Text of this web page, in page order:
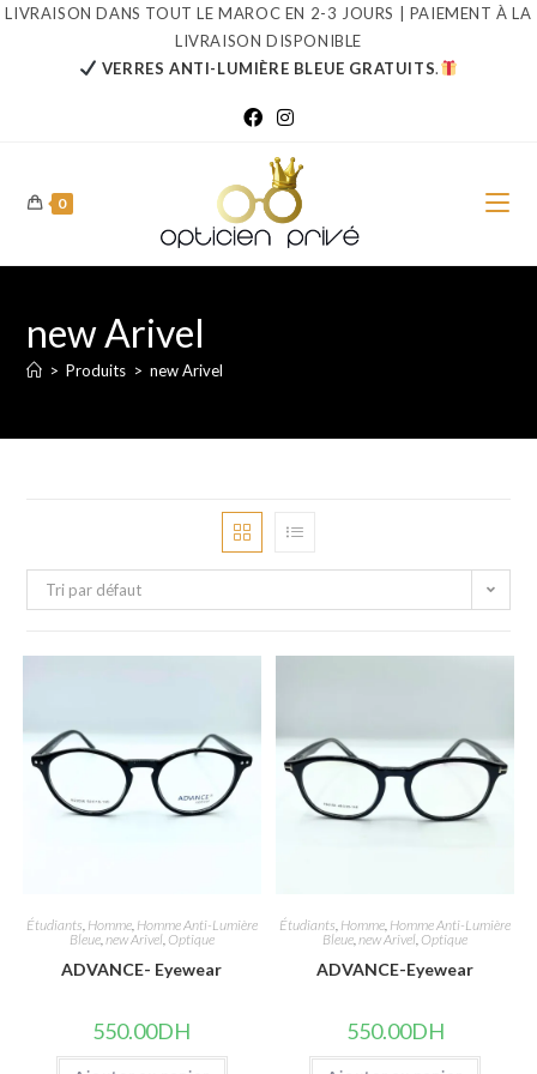
Skip
LIVRAISON DANS TOUT LE MAROC EN 2-3 JOURS | PAIEMENT À LA
LIVRAISON DISPONIBLE
VERRES ANTI-LUMIÈRE BLEUE GRATUITS.
0
new Arivel
> Produits > new Arivel
Tri par défaut
Étudiants, Homme, Homme Anti-Lumière
Bleue,new Arivel, Optique
ADVANCE- Eyewear
550.00DH
Étudiants, Homme, Homme Anti-Lumière
Bleue,new Arivel, Optique
ADVANCE-Eyewear
550.00DH